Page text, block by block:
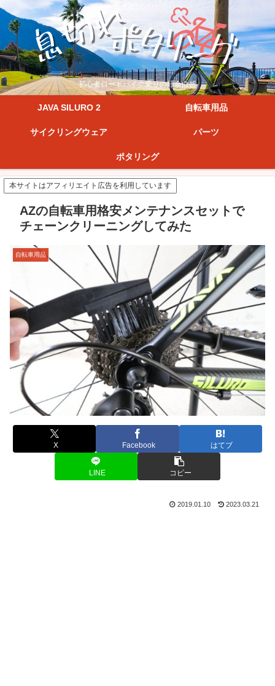
初心者ロードバイク乗りの紆余曲折
JAVA SILURO 2 自転車用品
サイクリングウェア パーツ
ポタリング
本サイトはアフィリエイト広告を利用しています
AZの自転車用格安メンテナンスセットで
チェーンクリーニングしてみた
自転車用品
X Facebook はてブ
LINE コピー
2019.01.10 2023.03.21